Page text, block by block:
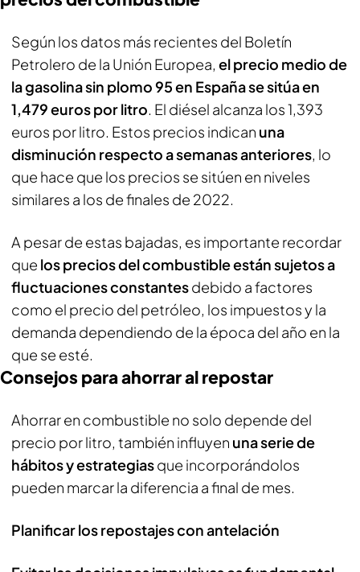
Según los datos más recientes del Boletín
Petrolero de la Unión Europea, el precio medio de
la gasolina sin plomo 95 en España se sitúa en
1,479 euros por litro. El diésel alcanza los 1,393
euros por litro. Estos precios indican una
disminución respecto a semanas anteriores, lo
que hace que los precios se sitúen en niveles
similares a los de finales de 2022.
A pesar de estas bajadas, es importante recordar
que los precios del combustible están sujetos a
fluctuaciones constantesdebido a factores
como el precio del petróleo, los impuestos y la
demanda dependiendo de la época del año en la
que se esté.
Consejos para ahorrar al repostar
Ahorrar en combustible no solo depende del
precio por litro, también influyen una serie de
hábitos y estrategiasque incorporándolos
pueden marcar la diferencia a final de mes.
Planificar los repostajes con antelación